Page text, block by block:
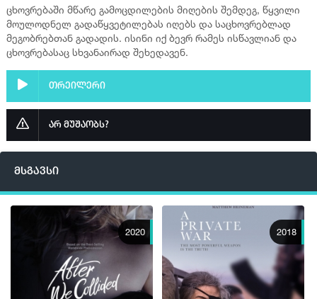
ცხოვრებაში მწარე გამოცდილების მიღების შემდეგ, წყვილი
მოულოდნელ გადაწყვეტილებას იღებს და საცხოვრებლად
მეგობრებთან გადადის. ისინი იქ ბევრ რამეს ისწავლიან და
ცხოვრებასაც სხვანაირად შეხედავენ.
თრეილერი
არ მუშაობს?
მსგავსი
2020 2018